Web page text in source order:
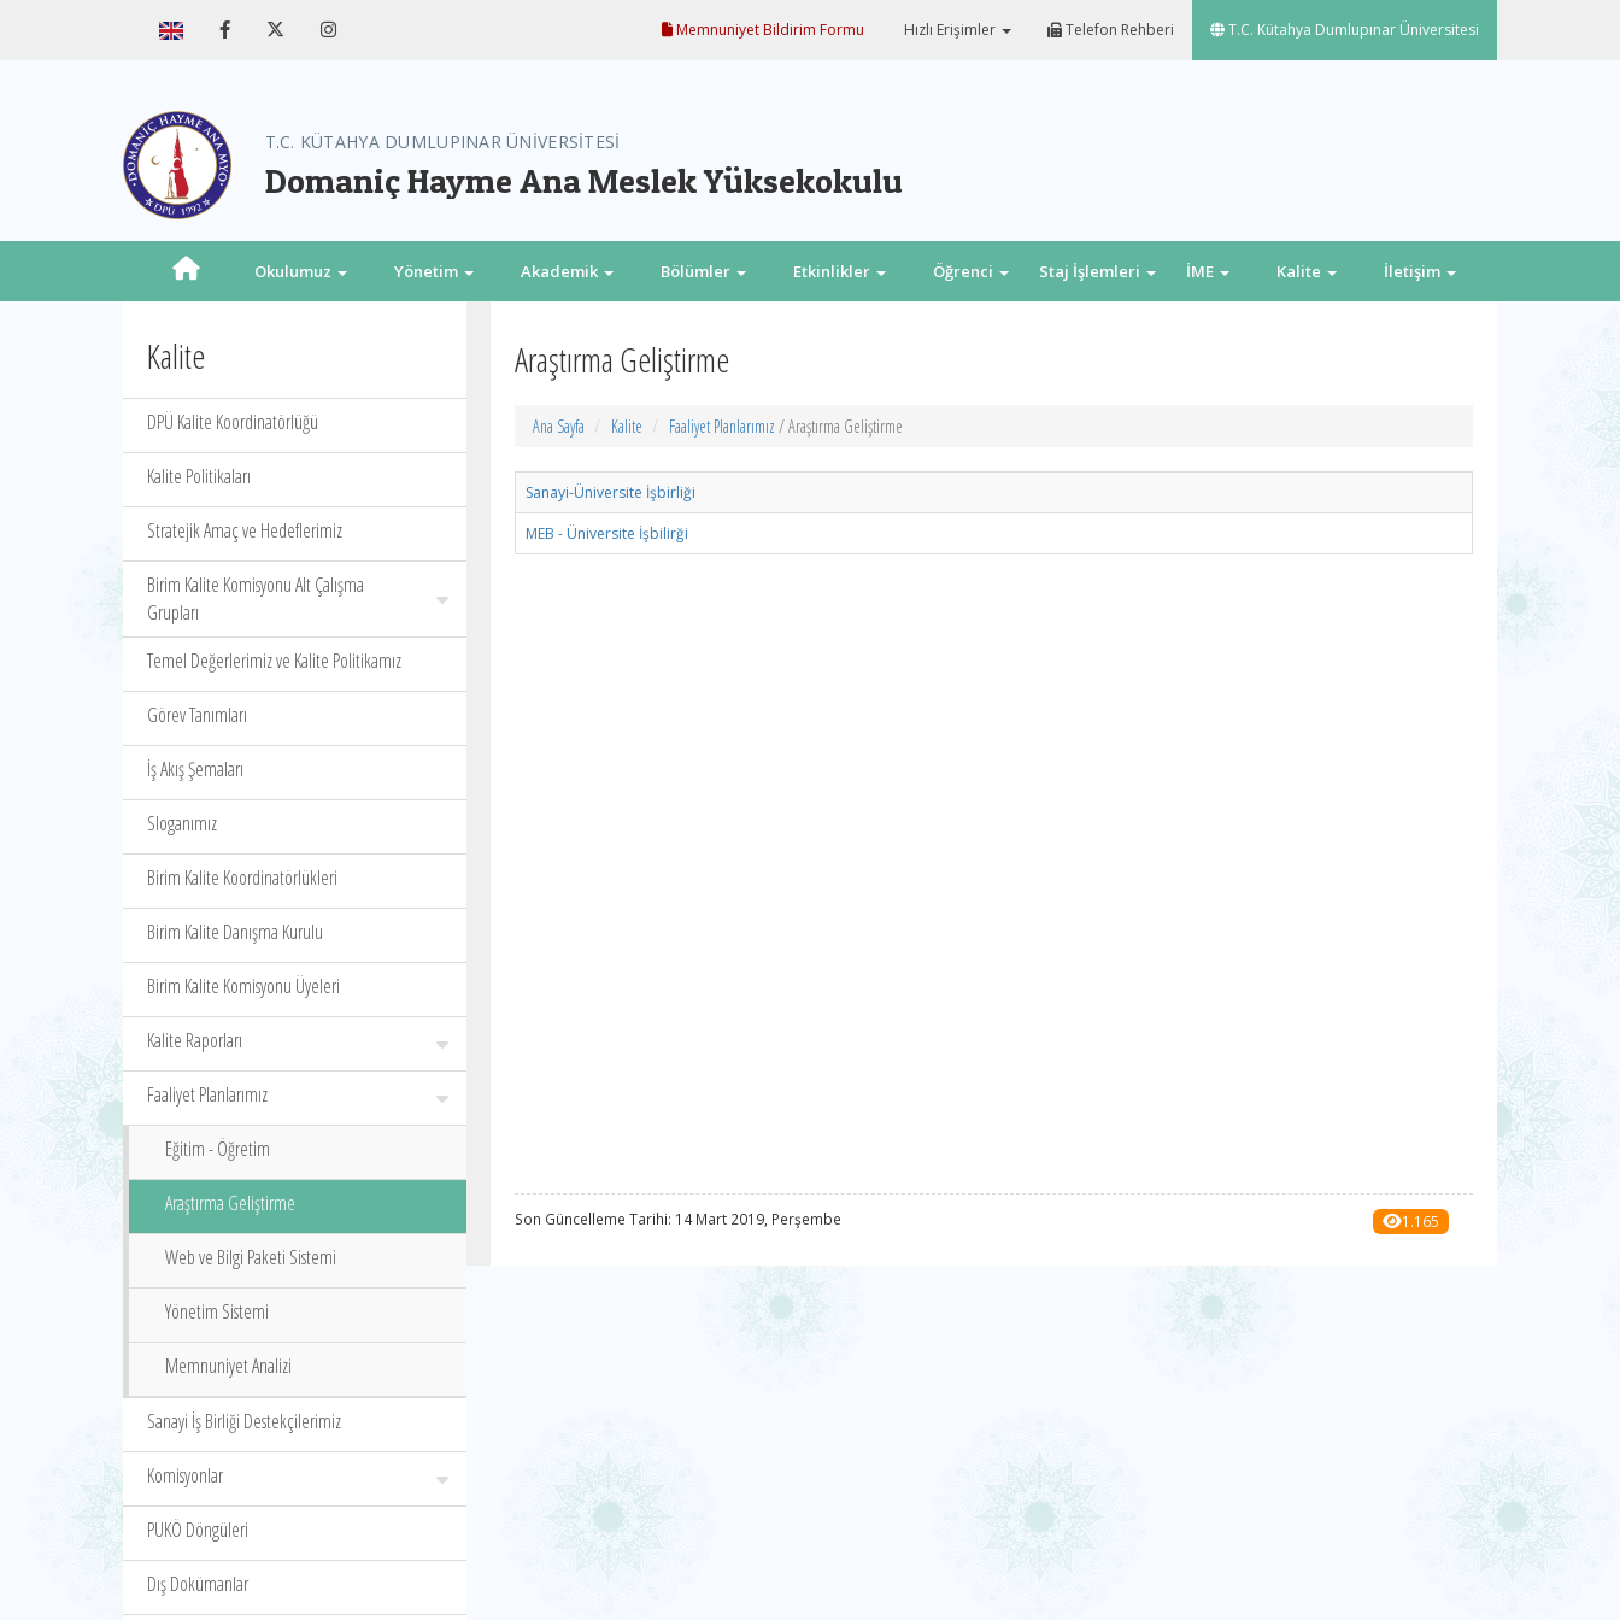
Memnuniyet Bildirim Formu Hızlı Erişimler Telefon Rehberi T.C. Kütahya Dumlupınar Üniversitesi
T.C. KÜTAHYA DUMLUPINAR ÜNİVERSİTESİ
Domaniç Hayme Ana Meslek Yüksekokulu
Okulumuz Yönetim Akademik Bölümler Etkinlikler Öğrenci Staj İşlemleri İME Kalite İletişim
Kalite
DPÜ Kalite Koordinatörlüğü
Kalite Politikaları
Stratejik Amaç ve Hedeflerimiz
Birim Kalite Komisyonu Alt Çalışma
Grupları
Temel Değerlerimiz ve Kalite Politikamız
Görev Tanımları
İş Akış Şemaları
Sloganımız
Birim Kalite Koordinatörlükleri
Birim Kalite Danışma Kurulu
Birim Kalite Komisyonu Üyeleri
Kalite Raporları
Faaliyet Planlarımız
Eğitim - Öğretim
Araştırma Geliştirme
Web ve Bilgi Paketi Sistemi
Yönetim Sistemi
Memnuniyet Analizi
Sanayi İş Birliği Destekçilerimiz
Komisyonlar
PUKÖ Döngüleri
Dış Dokümanlar
Araştırma Geliştirme
Ana Sayfa Kalite Faaliyet Planlarımız / Araştırma Geliştirme
Sanayi-Üniversite İşbirliği
MEB - Üniversite İşbilirği
Son Güncelleme Tarihi: 14 Mart 2019, Perşembe 1.165